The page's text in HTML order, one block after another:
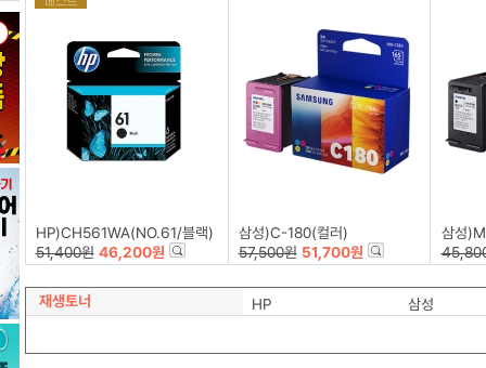
HP)CH561WA(NO.61/블랙)
51,400원 46,200원
삼성)C-180(컬러)
57,500원 51,700원
삼성
재생토너 HP 삼성